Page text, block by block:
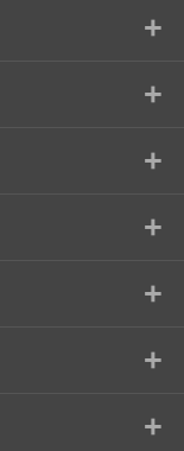
+
+
+
+
+
+
+